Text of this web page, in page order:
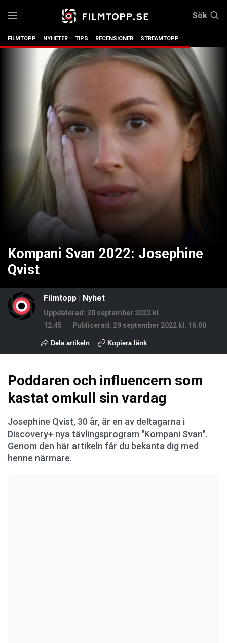
Sök
FILMTOPP NYHETER TIPS RECENSIONER STREAMTOPP
Kompani Svan 2022: Josephine
Qvist
Filmtopp | Nyhet
Uppdaterad: 30 september 2022 kl.
12:45
Publicerad: 29 september 2022 kl. 16:00
Dela artikeln Kopiera länk
Poddaren och influencern som
kastat omkull sin vardag
Josephine Qvist, 30 år, är en av deltagarna i
Discovery+ nya tävlingsprogram "Kompani Svan".
Genom den här artikeln får du bekanta dig med
henne närmare.